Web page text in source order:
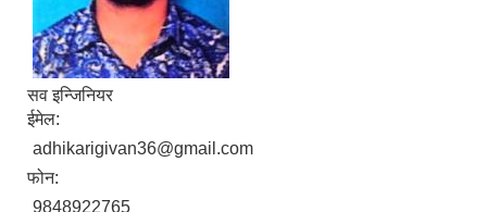
सव इन्जिनियर
ईमेल:
adhikarigivan36@gmail.com
फोन:
9848922765